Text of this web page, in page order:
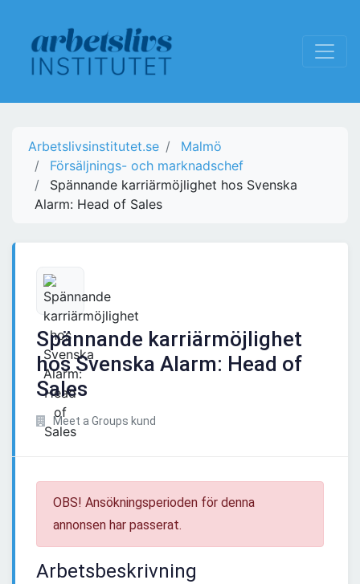
Arbetslivsinstitutet.se
Malmö
Försäljnings- och marknadschef
Spännande karriärmöjlighet hos Svenska
Alarm: Head of Sales
Spännande karriärmöjlighet
hos Svenska Alarm: Head of
Sales
Meet a Groups kund
OBS! Ansökningsperioden för denna
annonsen har passerat.
Arbetsbeskrivning